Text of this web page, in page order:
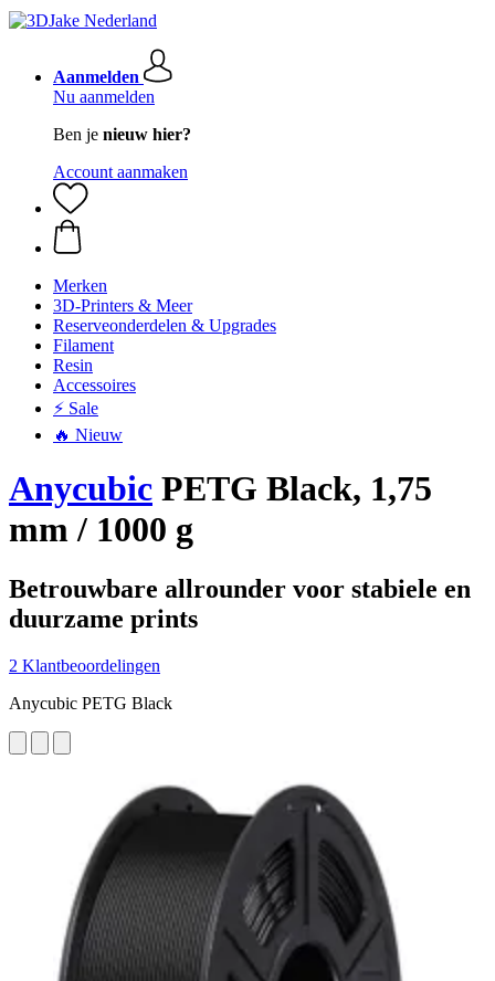
Aanmelden
Nu aanmelden
Ben je nieuw hier?
Account aanmaken
Merken
3D-Printers & Meer
Reserveonderdelen & Upgrades
Filament
Resin
Accessoires
⚡ Sale
🔥 Nieuw
Anycubic PETG Black, 1,75
mm / 1000 g
Betrouwbare allrounder voor stabiele en
duurzame prints
2 Klantbeoordelingen
Anycubic PETG Black